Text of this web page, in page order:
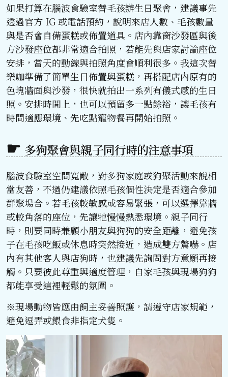
如果打算在腦波食驗室替毛孩辦生日聚會，建議事先
透過官方 IG 或電話預約，說明來店人數、毛孩數量
與是否會自備蛋糕或佈置道具。店內靠窗沙發區與後
方沙發座位都非常適合拍照，若能先與店家討論座位
安排，當天的動線與拍照角度會順利很多。我這次替
樂咖準備了簡單生日佈置與蛋糕，再搭配店內原有的
色塊牆面與沙發，很快就拍出一系列有儀式感的生日
照。安排時間上，也可以預留多一點餘裕，讓毛孩有
時間適應環境、先吃點寵物餐再開始拍照。
多狗聚會與親子同行時的注意事項
腦波食驗室空間寬敞，對多狗家庭或狗聚活動來說相
當友善，不過仍建議依照毛孩個性決定是否適合參加
群聚場合。若毛孩較敏感或容易緊張，可以選擇靠牆
或較角落的座位，先讓牠慢慢熟悉環境。親子同行
時，則要同時兼顧小朋友與狗狗的安全距離，避免孩
子在毛孩吃飯或休息時突然接近，造成雙方驚嚇。店
內有其他客人與店狗時，也建議先詢問對方意願再接
觸。只要彼此尊重與適度管理，自家毛孩與現場狗狗
都能享受這裡輕鬆的氛圍。
※現場動物皆應由飼主妥善照護，請遵守店家規範，
避免逗弄或餵食非指定犬隻。